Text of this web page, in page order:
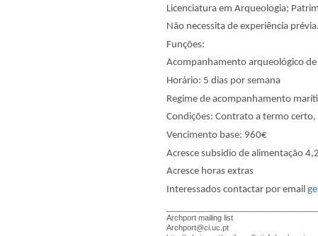
Licenciatura em Arqueologia;
Não necessita de experiência prévia.
Funções:
Acompanhamento arqueológico
Horário: 5 dias por semana
Regime de acompanhamento
Condições: Contrato a termo
Vencimento base: 960€
Acresce subsidio de alimentação
Acresce horas extras
Interessados contactar por email
Archport mailing list
Archport@ci.uc.pt